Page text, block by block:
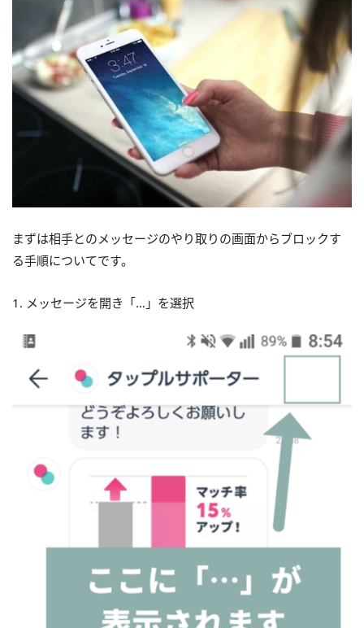
まずは相手とのメッセージのやり取りの画面からブロックす
る手順についてです。
1. メッセージを開き「…」を選択